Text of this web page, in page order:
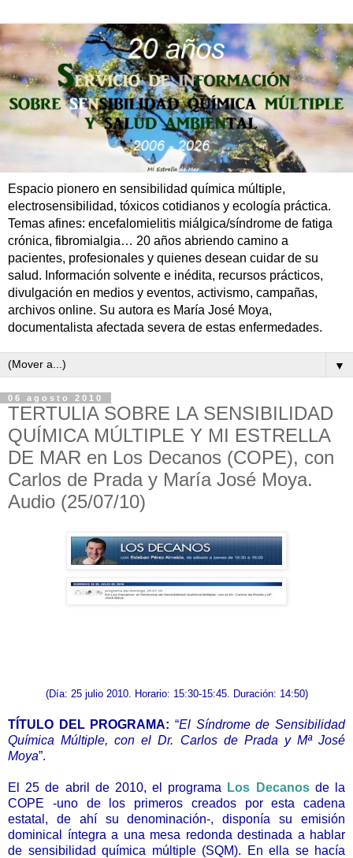
Espacio pionero en sensibilidad química múltiple,
electrosensibilidad, tóxicos cotidianos y ecología práctica.
Temas afines: encefalomielitis miálgica/síndrome de fatiga
crónica, fibromialgia… 20 años abriendo camino a
pacientes, profesionales y quienes desean cuidar de su
salud. Información solvente e inédita, recursos prácticos,
divulgación en medios y eventos, activismo, campañas,
archivos online. Su autora es María José Moya,
documentalista afectada severa de estas enfermedades.
▼
06 agosto 2010
TERTULIA SOBRE LA SENSIBILIDAD
QUÍMICA MÚLTIPLE Y MI ESTRELLA
DE MAR en Los Decanos (COPE), con
Carlos de Prada y María José Moya.
Audio (25/07/10)
(Día: 25 julio 2010. Horario: 15:30-15:45. Duración: 14:50)
TÍTULO DEL PROGRAMA: “El Síndrome de Sensibilidad
Química Múltiple, con el Dr. Carlos de Prada y Mª José
Moya”.
El 25 de abril de 2010, el programa Los Decanos de la
COPE -uno de los primeros creados por esta cadena
estatal, de ahí su denominación-, disponía su emisión
dominical íntegra a una mesa redonda destinada a hablar
de sensibilidad química múltiple (SQM). En ella se hacía